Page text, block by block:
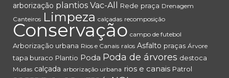
arborização plantios Vac-All Rede praça Drenagem
Canteiros Limpeza calçadas recomposição
Conservação campo de futebol
Arborização urbana Rios e Canais ralos Asfalto praças Árvore
tapa buraco Plantio Poda Poda de árvores destoca
Mudas calçada arborização urbana rios e canais Patrol